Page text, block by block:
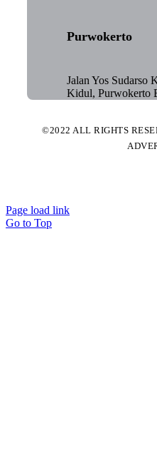
Purwokerto
Jalan Yos Sudarso
Kidul, Purwokerto
©2022 ALL RIGHTS
Page load link
Go to Top